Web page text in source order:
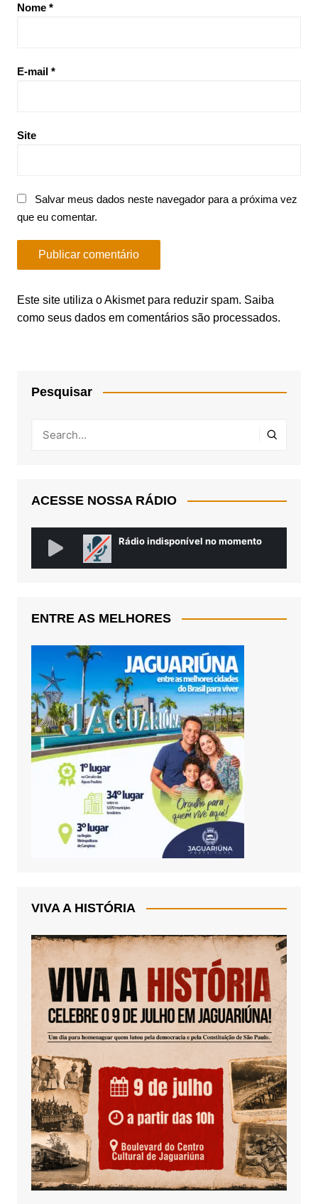
Nome *
E-mail *
Site
Salvar meus dados neste navegador para a próxima vez
que eu comentar.
Este site utiliza o Akismet para reduzir spam. Saiba
como seus dados em comentários são processados.
Pesquisar
ACESSE NOSSA RÁDIO
ENTRE AS MELHORES
VIVA A HISTÓRIA